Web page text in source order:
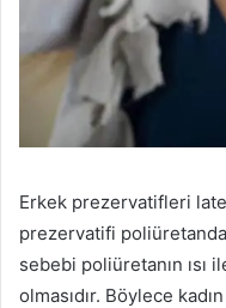
Erkek prezervatifleri
prezervatifi
sebebi poliüretanın
olmasıdır. Böylece